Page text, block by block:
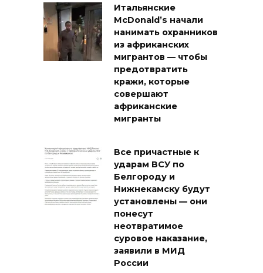
Итальянские
McDonald’s начали
нанимать охранников
из африканских
мигрантов — чтобы
предотвратить
кражи, которые
совершают
африканские
мигранты
Все причастные к
ударам ВСУ по
Белгороду и
Нижнекамску будут
установлены — они
понесут
неотвратимое
суровое наказание,
заявили в МИД
России